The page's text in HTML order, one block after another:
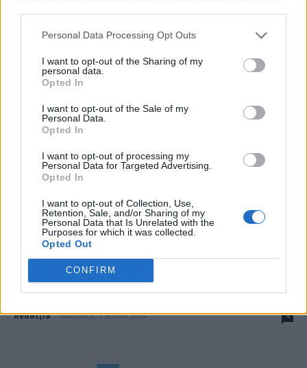
Personal Data Processing Opt Outs
I want to opt-out of the Sharing of my
personal data.
Opted In
I want to opt-out of the Sale of my
Personal Data.
Opted In
I want to opt-out of processing my
Personal Data for Targeted Advertising.
Opted In
I want to opt-out of Collection, Use,
Retention, Sale, and/or Sharing of my
Personal Data that Is Unrelated with the
Purposes for which it was collected.
Opted Out
CONFIRM
Proces răsunător în Austria: șpăgi de 14
milioane de euro către...
Austria – veriga slabă a UE. Prin Viena,
Rusia a spionat...
Redacţia - duminică, 7 aprilie 2024 4